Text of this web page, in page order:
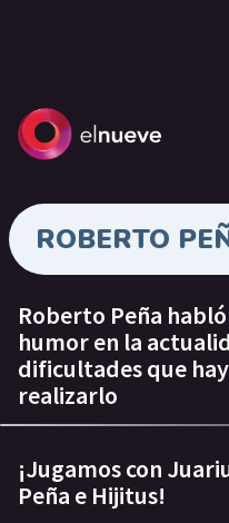
ROBERTO
Roberto Peña
humor en la
dificultades que
realizarlo
¡Jugamos con
Peña e Hijitus!